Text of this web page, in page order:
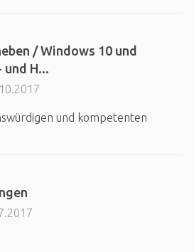
/ Windows 10 und
H...
und kompetenten